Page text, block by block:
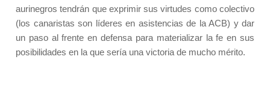
aurinegros tendrán que exprimir sus virtudes como colectivo
(los canaristas son líderes en asistencias de la ACB) y dar
un paso al frente en defensa para materializar la fe en sus
posibilidades en la que sería una victoria de mucho mérito.